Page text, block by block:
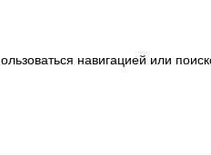
навигацией или